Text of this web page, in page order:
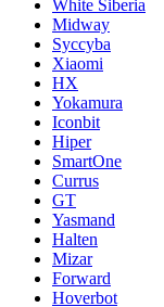
White Siberia
Midway
Syccyba
Xiaomi
HX
Yokamura
Iconbit
Hiper
SmartOne
Currus
GT
Yasmand
Halten
Mizar
Forward
Hoverbot